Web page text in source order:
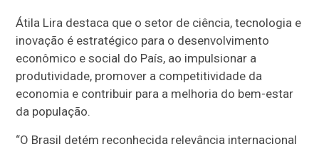
Átila Lira destaca que o setor de ciência, tecnologia e
inovação é estratégico para o desenvolvimento
econômico e social do País, ao impulsionar a
produtividade, promover a competitividade da
economia e contribuir para a melhoria do bem-estar
da população.
“O Brasil detém reconhecida relevância internacional